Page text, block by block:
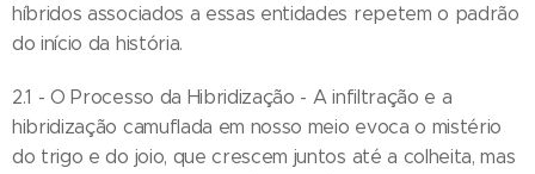
híbridos associados a essas entidades repetem o padrão
do início da história.
2.1 - O Processo da Hibridização - A infiltração e a
hibridização camuflada em nosso meio evoca o mistério
do trigo e do joio, que crescem juntos até a colheita, mas